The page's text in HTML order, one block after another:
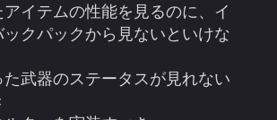
アイテムの性能を見るのに、イ
クパックから見ないといけな
た武器のステータスが見れない